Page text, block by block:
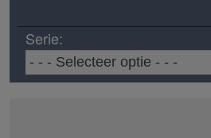
Serie: